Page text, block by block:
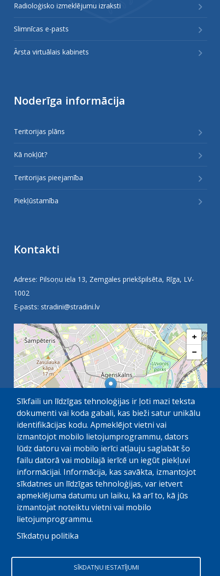
Radioloģisko izmeklējumu izraksti
Slimnīcas e-pasts
Ārsta virtuālais kabinets
Noderīga informācija
Teritorijas plāns
Kā nokļūt?
Teritorijas pieejamība
Piekļūstamība
Kontakti
Adrese: Pilsoņu iela 13, Zemgales priekšpilsēta, Rīga, LV-
1002
E-pasts: stradini@stradini.lv
+
−
1 km OpenStreetMap contributors
Visas tiesības aizsargātas. Pārpublicēšanas gadijumā atsauce
Sīkfaili un līdzīgas tehnoloģijas ir ļoti mazi teksta
dokumenti vai koda gabali, kas bieži satur unikālu
identifikācijas kodu. Apmeklējot vietni vai
izmantojot mobilo lietojumprogrammu, dators
lūdz datoru vai mobilo ierīci atļauju saglabāt šo
failu datorā vai mobilajā ierīcē un iegūt piekļuvi
informācijai. Informācija, kas savākta, izmantojot
sīkdatnes un līdzīgas tehnoloģijas, var ietvert
apmeklējuma datumu un laiku, kā arī to, kā jūs
izmantojat noteiktu vietni vai mobilo
lietojumprogrammu.
Sīkdatņu politika
SĪKDATŅU IESTATĪJUMI